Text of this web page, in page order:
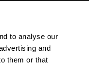
to analyse our
and
them or that
des cookies